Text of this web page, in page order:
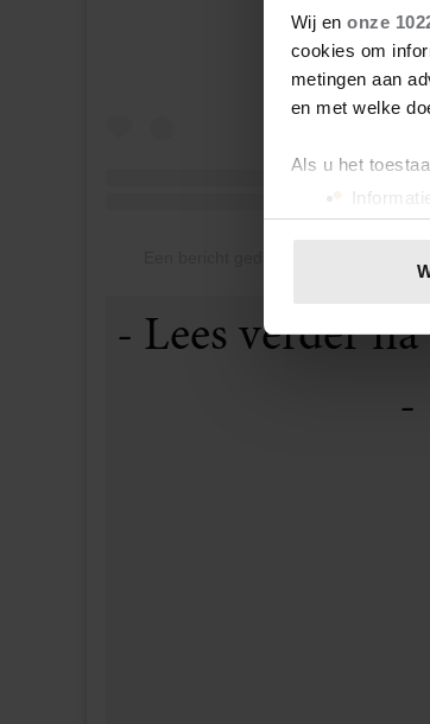
Wij en onze
cookies om
metingen aan
en met welke
Als u het
Uw
toestemming
We gebruiken
verstrekt of die